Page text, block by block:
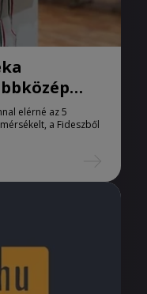
elérné az 5
a Fideszből